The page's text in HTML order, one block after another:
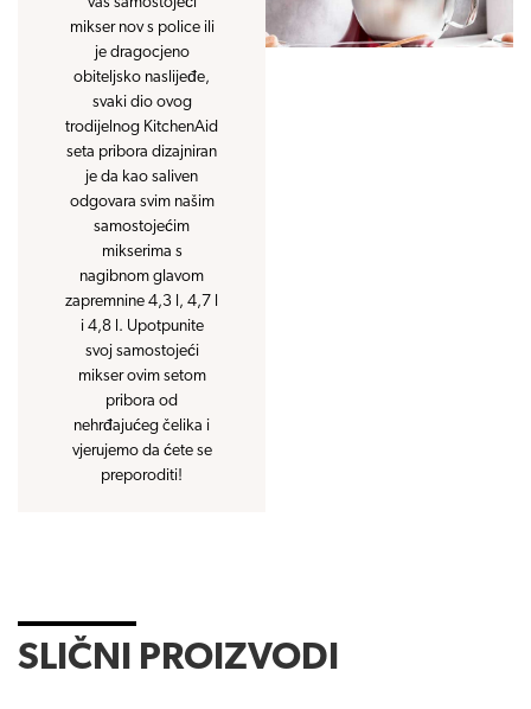
mikser nov s police ili
je dragocjeno
obiteljsko naslijeđe,
svaki dio ovog
trodijelnog KitchenAid
seta pribora dizajniran
je da kao saliven
odgovara svim našim
samostojećim
mikserima s
nagibnom glavom
zapremnine 4,3 l, 4,7 l
i 4,8 l. Upotpunite
svoj samostojeći
mikser ovim setom
pribora od
nehrđajućeg čelika i
vjerujemo da ćete se
preporoditi!
SLIČNI PROIZVODI